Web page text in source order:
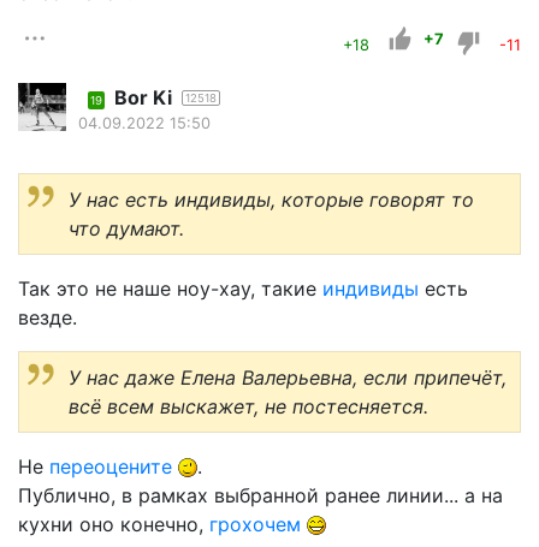
+18 +7 -11
19 Bor Ki 12518
04.09.2022 15:50
У нас есть индивиды, которые говорят то
что думают.
Так это не наше ноу-хау, такие индивиды есть
везде.
У нас даже Елена Валерьевна, если припечёт,
всё всем выскажет, не постесняется.
Не переоцените
.
Публично, в рамках выбранной ранее линии... а на
кухни оно конечно, грохочем